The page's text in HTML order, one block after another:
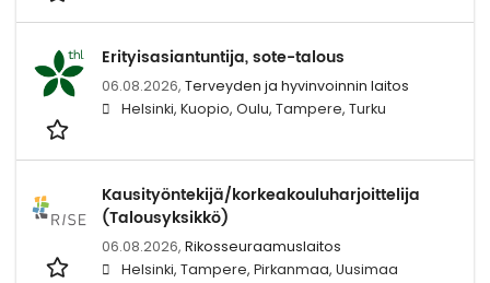
Erityisasiantuntija, sote-talous
06.08.2026, Terveyden ja hyvinvoinnin laitos
Helsinki, Kuopio, Oulu, Tampere, Turku
Kausityöntekijä/korkeakouluharjoittelija
(Talousyksikkö)
06.08.2026, Rikosseuraamuslaitos
Helsinki, Tampere, Pirkanmaa, Uusimaa